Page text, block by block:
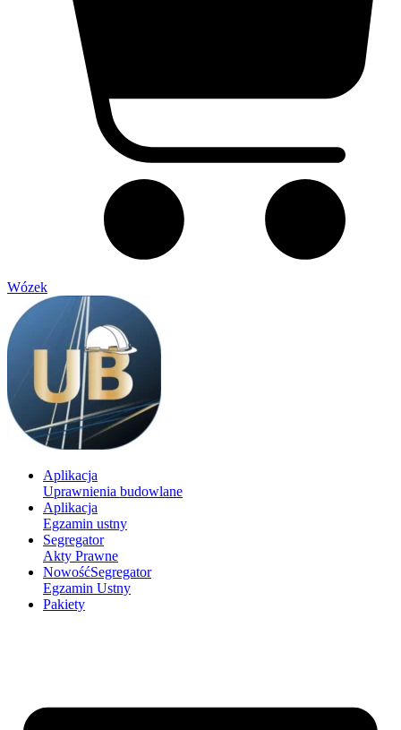
Wózek
Aplikacja
Uprawnienia budowlane
Aplikacja
Egzamin ustny
Segregator
Akty Prawne
NowośćSegregator
Egzamin Ustny
Pakiety